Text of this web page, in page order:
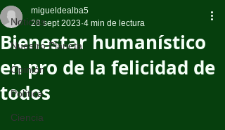
Noticias
Nuestro Planeta
Opinión
Política
Ciencia
Bienestar humanístico
en pro de la felicidad de
todos
migueldealba5
28 sept 2023 4 min de lectura